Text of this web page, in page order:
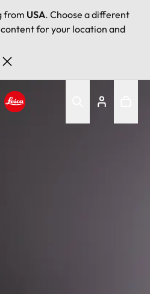
from USA. Choose a different
for your location and